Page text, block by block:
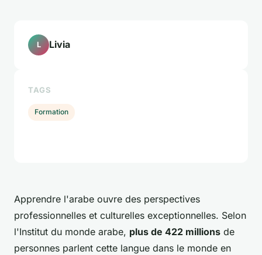
Apprendre l'arabe ouvre des perspectives
professionnelles et culturelles exceptionnelles. Selon
l'Institut du monde arabe, plus de 422 millions de
personnes parlent cette langue dans le monde en
L Livia
TAGS
Formation